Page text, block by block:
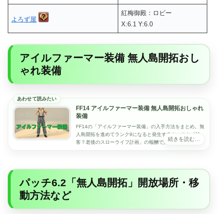
よろず屋
紅梅御殿：ロビー
X:6.1 Y:6.0
アイルファーマー装備 無人島開拓おし
ゃれ装備
FF14 アイルファーマー装備 無人島開拓おしゃれ
装備
FF14の「アイルファーマー装備」の入手方法をまとめ。無
人島開拓を進めてランク9になると発生するクエスト「珍
客？老後のスローライフ計画」の報酬で入手できます。脚
装備は2種類あり、白Tシャツや黄色いスカーフ、チョコボ
パッチ6.2「無人島開拓」開放場所・移
動方法など